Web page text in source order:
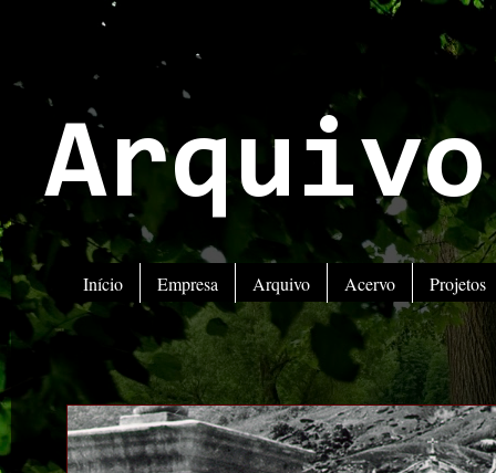
Início Empresa Arquivo Acervo Projetos